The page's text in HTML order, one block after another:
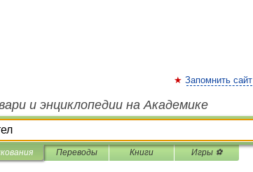
Запомнить сайт
и энциклопедии на Академике
Переводы Книги Игры ⚽